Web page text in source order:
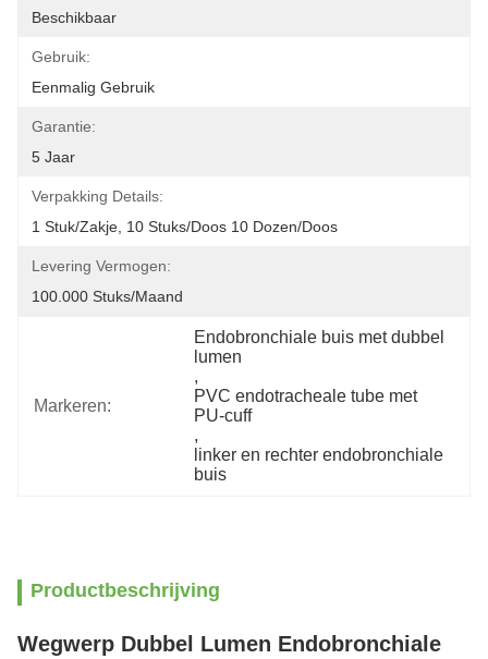
Beschikbaar
Gebruik:
Eenmalig Gebruik
Garantie:
5 Jaar
Verpakking Details:
1 Stuk/zakje, 10 Stuks/doos 10 Dozen/doos
Levering Vermogen:
100.000 Stuks/maand
Markeren:
Endobronchiale buis met dubbel
lumen
,
PVC endotracheale tube met
PU-cuff
,
linker en rechter endobronchiale
buis
Productbeschrijving
Wegwerp Dubbel Lumen Endobronchiale